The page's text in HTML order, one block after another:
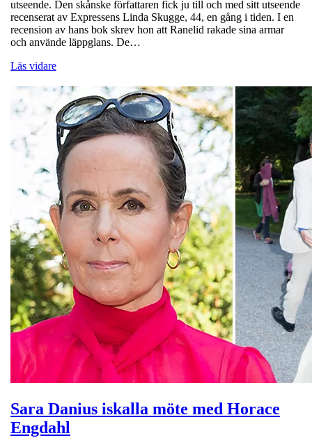
utseende. Den skånske författaren fick ju till och med sitt utseende
recenserat av Expressens Linda Skugge, 44, en gång i tiden. I en
recension av hans bok skrev hon att Ranelid rakade sina armar
och använde läppglans. De…
Läs vidare
Sara Danius iskalla möte med Horace
Engdahl